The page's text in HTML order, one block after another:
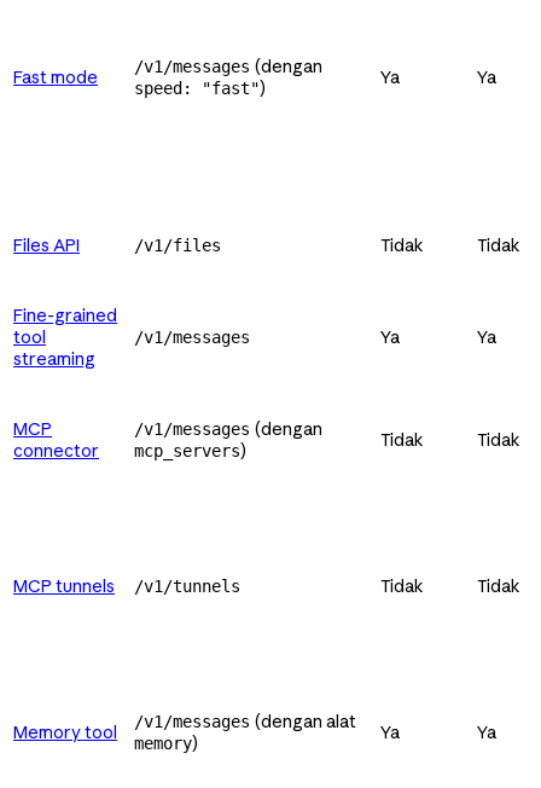
Fast mode /v1/messages (dengan
speed: "fast") Ya Ya
Files API /v1/files Tidak Tidak
Fine-grained
tool
streaming
/v1/messages Ya Ya
MCP
connector
/v1/messages (dengan
mcp_servers) Tidak Tidak
MCP tunnels /v1/tunnels Tidak Tidak
Memory tool /v1/messages (dengan alat
memory) Ya Ya